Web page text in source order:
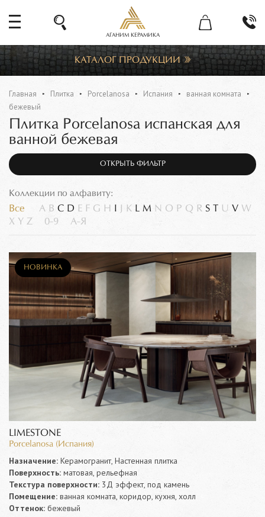
АГАНИМ КЕРАМИКА
КАТАЛОГ ПРОДУКЦИИ
Главная Плитка Porcelanosa Испания
ванная комната
бежевый
Плитка Porcelanosa испанская для
ванной бежевая
ОТКРЫТЬ ФИЛЬТР
Коллекции по алфавиту:
Все A B C D E F G H I K L M N O P Q R S T U V W
X Y Z 0-9 А-Я
НОВИНКА
LIMESTONE
Porcelanosa (Испания)
Назначение: Керамогранит, Настенная плитка
Поверхность: матовая, рельефная
Текстура поверхности: 3Д эффект, под камень
Помещение: ванная комната, коридор, кухня, холл
Оттенок: бежевый